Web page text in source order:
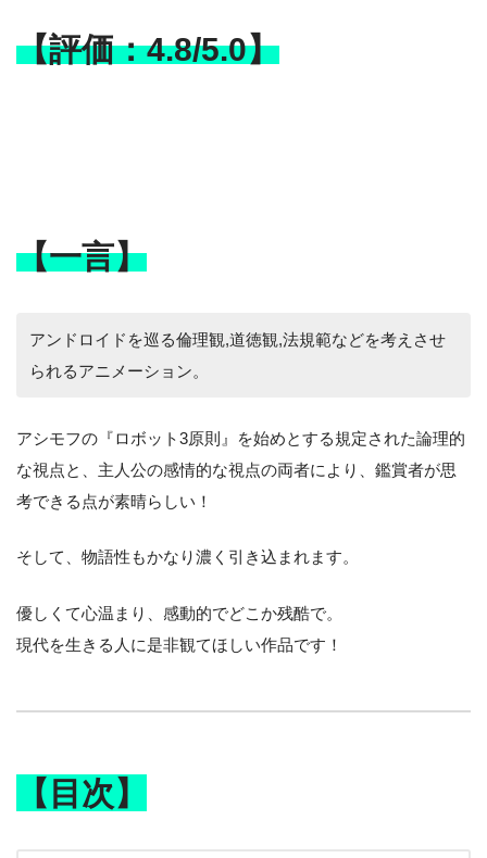
【評価：4.8/5.0】
【一言】
アンドロイドを巡る倫理観,道徳観,法規範などを考えさせ
られるアニメーション。
アシモフの『ロボット3原則』を始めとする規定された論理的
な視点と、主人公の感情的な視点の両者により、鑑賞者が思
考できる点が素晴らしい！
そして、物語性もかなり濃く引き込まれます。
優しくて心温まり、感動的でどこか残酷で。
現代を生きる人に是非観てほしい作品です！
【目次】